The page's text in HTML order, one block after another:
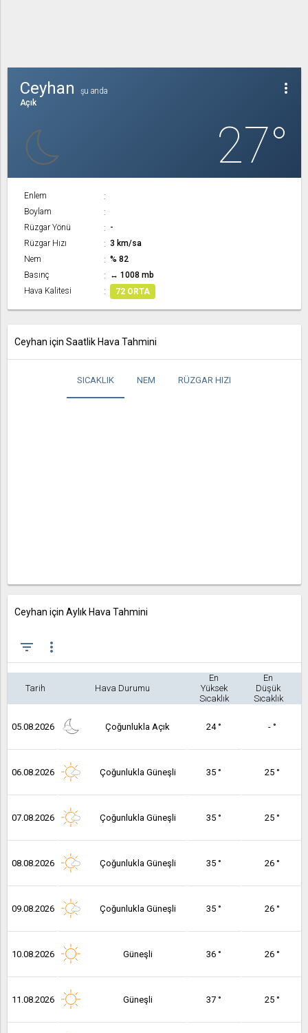
more_vert
Ceyhan
şu anda
Açık
27°
Enlem
Boylam
Rüzgar Yönü
-
Rüzgar Hızı
3 km/sa
Nem
% 82
Basınç
↔ 1008 mb
Hava Kalitesi
72 ORTA
Ceyhan için Saatlik Hava Tahmini
SICAKLIK NEM RÜZGAR HIZI
Ceyhan için Aylık Hava Tahmini
filter_list more_vert
Tarih Hava Durumu
En
Yüksek
Sıcaklık
En
Düşük
Sıcaklık
05.08.2026 Çoğunlukla Açık 24 ° - °
06.08.2026 Çoğunlukla Güneşli 35 ° 25 °
07.08.2026 Çoğunlukla Güneşli 35 ° 25 °
08.08.2026 Çoğunlukla Güneşli 35 ° 26 °
09.08.2026 Çoğunlukla Güneşli 35 ° 26 °
10.08.2026 Güneşli 36 ° 26 °
11.08.2026 Güneşli 37 ° 25 °